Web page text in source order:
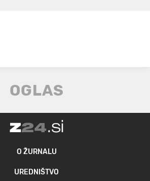
O ŽURNALU
UREDNIŠTVO